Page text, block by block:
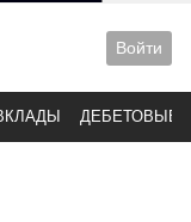
Войти
ДЕБЕТОВЫЕ